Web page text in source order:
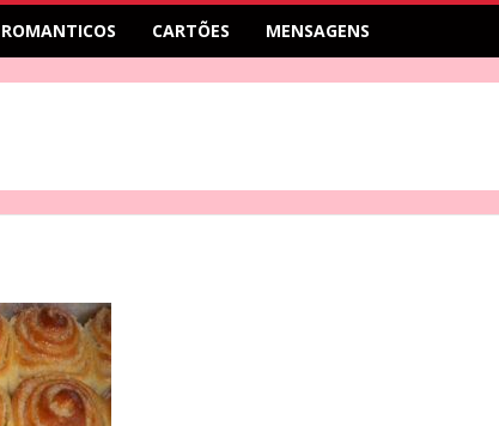
ROMANTICOS CARTÕES MENSAGENS